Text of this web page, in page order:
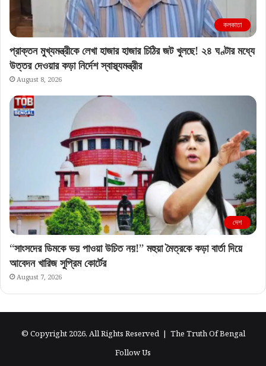
কলকাতা
প্রাক্তন মুখ্যমন্ত্রীকে লেখা হাজার হাজার চিঠির জট খুলছে! ২৪ ঘণ্টার মধ্যে
উত্তর দেওয়ার কড়া নির্দেশ স্বাস্থ্যমন্ত্রীর
August 8, 2026
দেশ
“সাংসদের ডিমকে ভয় পাওয়া উচিত নয়!” মহুয়া মৈত্রকে কড়া বার্তা দিয়ে
আবেদন খারিজ সুপ্রিম কোর্টের
August 7, 2026
© Copyright 2026, All Rights Reserved | The Truth Of Bengal
Follow Us